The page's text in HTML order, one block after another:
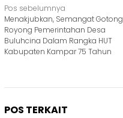
Navigasi
pos
Pos sebelumnya
Menakjubkan, Semangat Gotong
Royong Pemerintahan Desa
Buluhcina Dalam Rangka HUT
Kabupaten Kampar 75 Tahun
POS TERKAIT